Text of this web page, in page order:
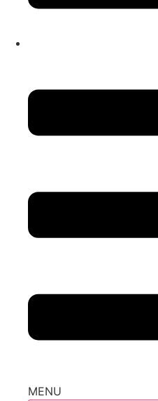
MENU